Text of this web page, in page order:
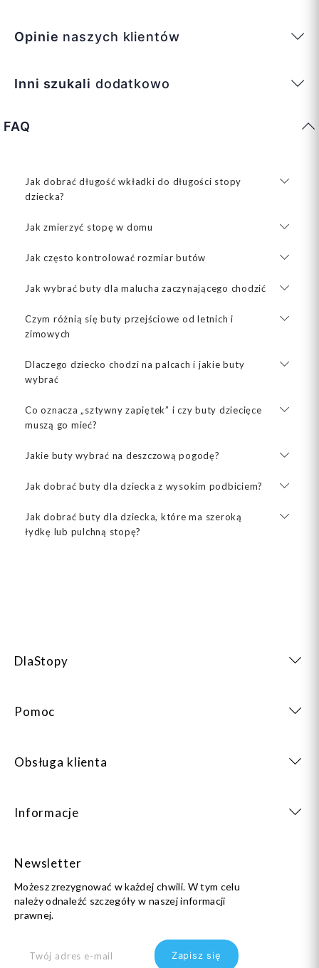
Opinie naszych klientów
Inni szukali dodatkowo
FAQ
Jak dobrać długość wkładki do długości stopy
dziecka?
Jak zmierzyć stopę w domu
Jak często kontrolować rozmiar butów
Jak wybrać buty dla malucha zaczynającego chodzić
Czym różnią się buty przejściowe od letnich i
zimowych
Dlaczego dziecko chodzi na palcach i jakie buty
wybrać
Co oznacza „sztywny zapiętek” i czy buty dziecięce
muszą go mieć?
Jakie buty wybrać na deszczową pogodę?
Jak dobrać buty dla dziecka z wysokim podbiciem?
Jak dobrać buty dla dziecka, które ma szeroką
łydkę lub pulchną stopę?
DlaStopy
Pomoc
Obsługa klienta
Informacje
Newsletter
Możesz zrezygnować w każdej chwili. W tym celu
należy odnaleźć szczegóły w naszej informacji
prawnej.